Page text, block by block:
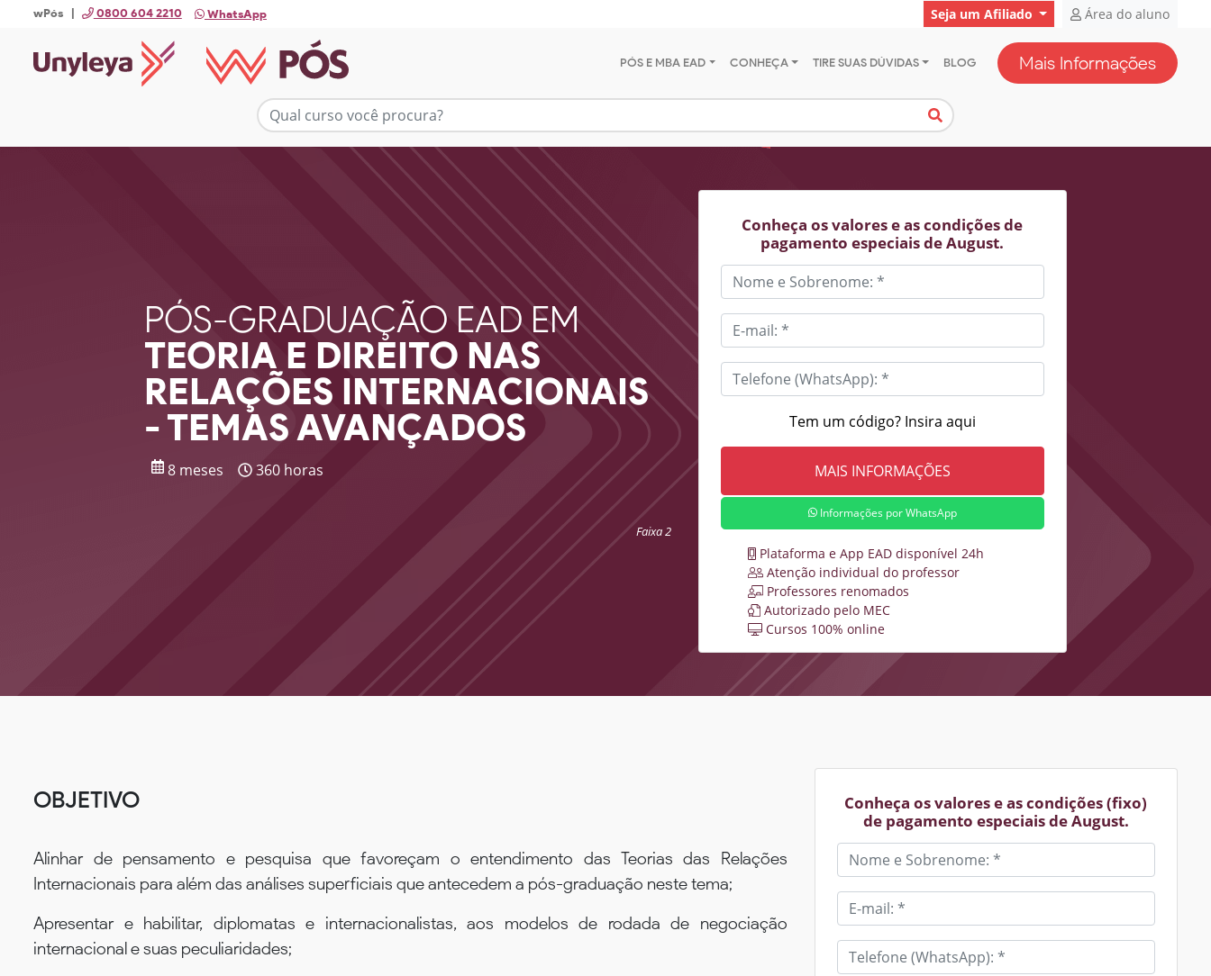
wPós | 0800 604 2210 WhatsApp Seja um Afiliado Área do aluno
PÓS E MBA EAD CONHEÇA TIRE SUAS DÚVIDAS BLOG Mais Informações
PÓS-GRADUAÇÃO EAD EM
TEORIA E DIREITO NAS
RELAÇÕES INTERNACIONAIS
- TEMAS AVANÇADOS
8 meses 360 horas
Faixa 2
Conheça os valores e as condições de
pagamento especiais de August.
Tem um código? Insira aqui
Informações por WhatsApp
Plataforma e App EAD disponível 24h
Atenção individual do professor
Professores renomados
Autorizado pelo MEC
Cursos 100% online
OBJETIVO
Alinhar de pensamento e pesquisa que favoreçam o entendimento das Teorias das Relações
Internacionais para além das análises superficiais que antecedem a pós-graduação neste tema;
Apresentar e habilitar, diplomatas e internacionalistas, aos modelos de rodada de negociação
internacional e suas peculiaridades;
Conheça os valores e as condições (fixo)
de pagamento especiais de August.